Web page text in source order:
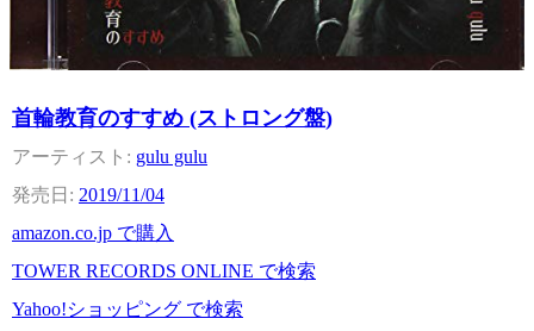
首輪教育のすすめ (ストロング盤)
gulu gulu
2019/11/04
amazon.co.jp で購入
TOWER RECORDS ONLINE で検索
Yahoo!ショッピング で検索